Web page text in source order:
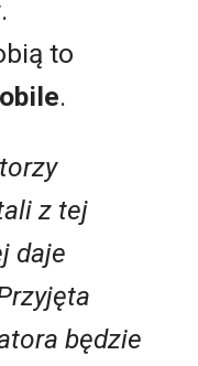
.
to
.
z tej
daje
będzie